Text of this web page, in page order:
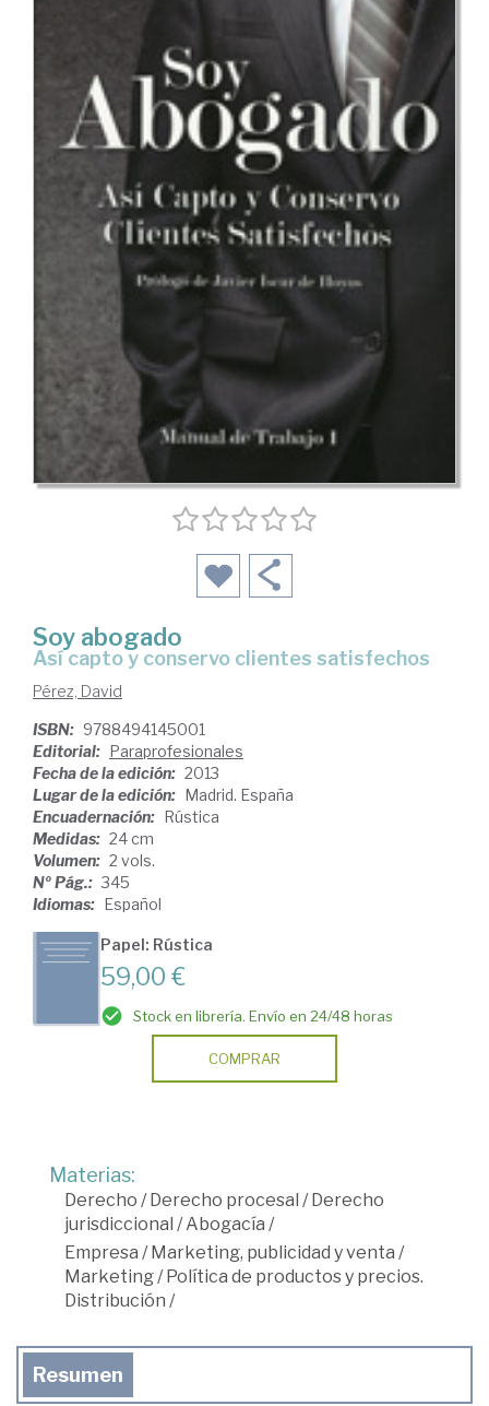
Soy abogado
así capto y conservo clientes satisfechos
Pérez, David
ISBN: 9788494145001
Editorial: Paraprofesionales
Fecha de la edición: 2013
Lugar de la edición: Madrid. España
Encuadernación: Rústica
Medidas: 24 cm
Volumen: 2 vols.
Nº Pág.: 345
Idiomas: Español
Papel: Rústica
59,00 €
Stock en librería. Envío en 24/48 horas
COMPRAR
Materias:
Derecho /Derecho procesal /Derecho
jurisdiccional /Abogacía /
Empresa /Marketing, publicidad y venta /
Marketing/Política de productos y precios.
Distribución /
Resumen